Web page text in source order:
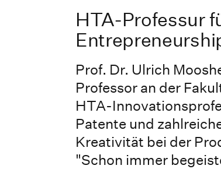
HTA-Professur
Prof. Dr. Ulrich
Professor an der
HTA-
Patente und
Kreativität bei der
"Schon immer